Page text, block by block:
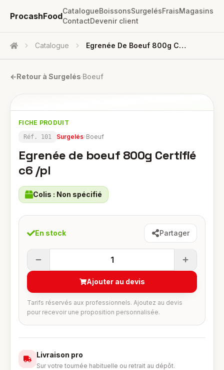
ProcashFood
CatalogueBoissonsSurgelésFraisMagasins
ContactDevenir client
Accueil Catalogue Egrenée De Boeuf 800g Certifié C6 /pl
←Retour à Surgelés·Boeuf
FICHE PRODUIT
Réf. 101 Surgelés›Boeuf
Egrenée de boeuf 800g Certifié
c6 /pl
Colis : Non spécifié
En stock Partager
1
Ajouter au devis
Tarifs réservés aux professionnels. Ajoutez au devis
pour recevoir une proposition personnalisée.
Livraison pro
Sur votre tournée habituelle ou retrait au dépôt.